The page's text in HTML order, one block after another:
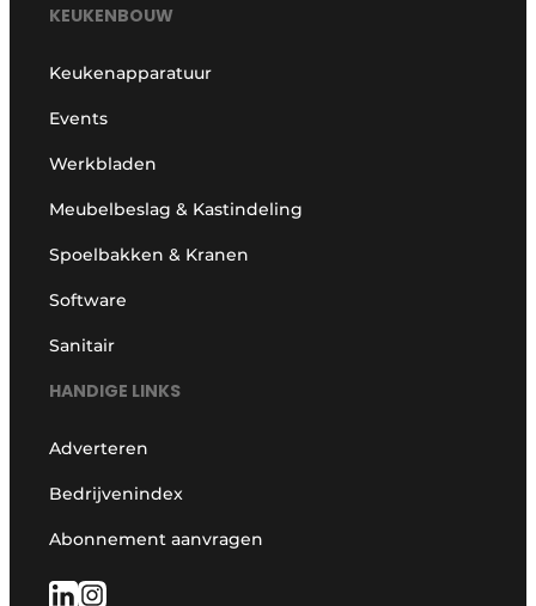
KEUKENBOUW
Keukenapparatuur
Events
Werkbladen
Meubelbeslag & Kastindeling
Spoelbakken & Kranen
Software
Sanitair
HANDIGE LINKS
Adverteren
Bedrijvenindex
Abonnement aanvragen